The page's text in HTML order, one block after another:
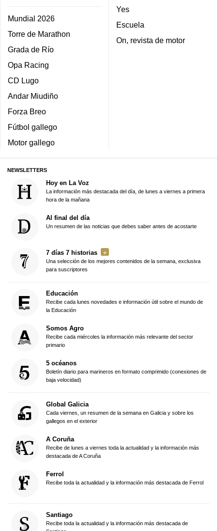
Mundial 2026
Torre de Marathon
Grada de Río
Opa Racing
CD Lugo
Andar Miudiño
Forza Breo
Fútbol gallego
Motor gallego
Yes
Escuela
On, revista de motor
NEWSLETTERS
Hoy en La Voz
La información más destacada del día, de lunes a viernes a primera
hora de la mañana
Al final del día
Un resumen de las noticias que debes saber antes de acostarte
7 días 7 historias
Una selección de los mejores contenidos de la semana, exclusiva
para suscriptores
Educación
Recibe cada lunes novedades e información útil sobre el mundo de
la Educación
Somos Agro
Recibe cada miércoles la información más relevante del sector
primario
5 océanos
Boletín diario para marineros en formato comprimido (conexiones de
baja velocidad)
Global Galicia
Cada viernes, un resumen de la semana en Galicia y sobre los
gallegos en el exterior
A Coruña
Recibe de lunes a viernes toda la actualidad y la información más
destacada de A Coruña
Ferrol
Recibe toda la actualidad y la información más destacada de Ferrol
Santiago
Recibe toda la actualidad y la información más destacada de